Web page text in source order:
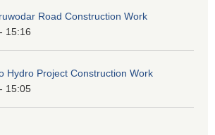
Road Construction Work
15:16
Hydro Project Construction Work
15:05